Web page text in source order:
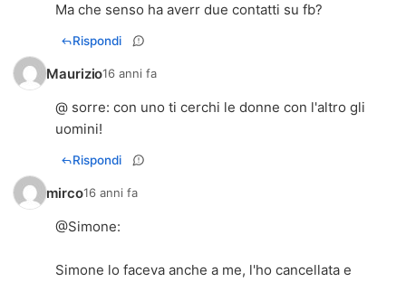
Ma che senso ha averr due contatti su fb?
Rispondi
Maurizio16 anni fa
@ sorre: con uno ti cerchi le donne con l'altro gli
uomini!
Rispondi
mirco16 anni fa
@Simone:
Simone lo faceva anche a me, l'ho cancellata e